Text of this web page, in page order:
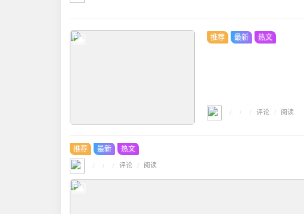
推荐 最新 热文
/ / / 评论 / 阅读
推荐 最新 热文
/ / / 评论 / 阅读